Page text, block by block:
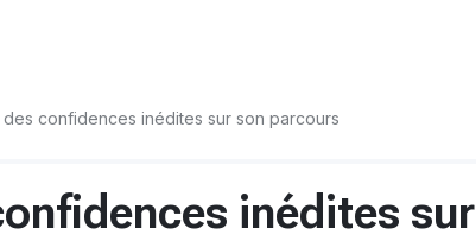
des confidences inédites sur son parcours
inédites sur